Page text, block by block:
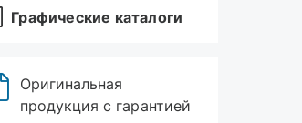
ТРЕК
УралПТБ
Техмас
100 000+ запчастей в